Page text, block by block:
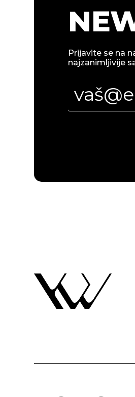
Prijavite se na
najzanimljivije